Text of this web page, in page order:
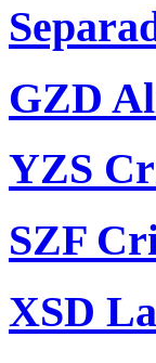
GZD
YZS
SZF
XSD